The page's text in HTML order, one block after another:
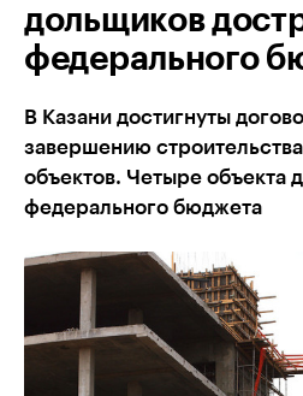
дольщиков
федерального
В Казани достигнуты
завершению
объектов. Четыре объекта
федерального бюджета